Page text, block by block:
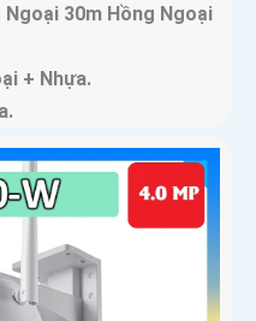
Ngoại 30m Hồng Ngoại
+ Nhựa.